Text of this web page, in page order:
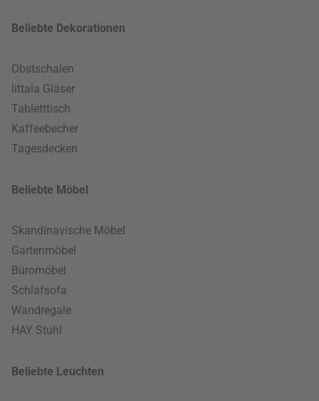
Beliebte Dekorationen
Obstschalen
Iittala Gläser
Tabletttisch
Kaffeebecher
Tagesdecken
Beliebte Möbel
Skandinavische Möbel
Gartenmöbel
Büromöbel
Schlafsofa
Wandregale
HAY Stuhl
Beliebte Leuchten